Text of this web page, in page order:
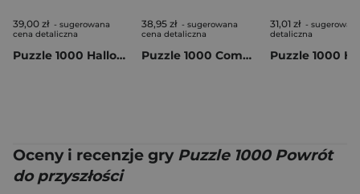
39,00 zł - sugerowana
cena detaliczna
Puzzle 1000 Halloween Trefl Premium Plus Koszmar z ulicy Wiązów 12110
38,95 zł - sugerowana
cena detaliczna
Puzzle 1000 Compact Hello Kitty 37118
31,01 zł -
detaliczna
Oceny i recenzje gry Puzzle 1000 Powrót
do przyszłości